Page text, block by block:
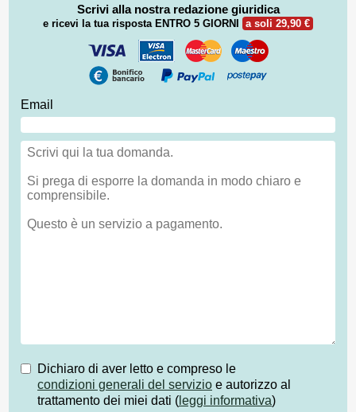
Scrivi alla nostra redazione giuridica
e ricevi la tua risposta ENTRO 5 GIORNI a soli 29,90 €
Email
Dichiaro di aver letto e compreso le
condizioni generali del servizio e autorizzo al
trattamento dei miei dati ( leggi informativa)